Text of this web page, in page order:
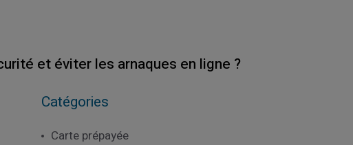
et éviter les arnaques en ligne ?
Catégories
Carte prépayée